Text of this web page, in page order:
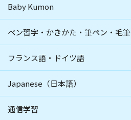
Baby Kumon
ペン習字・かきかた・筆ペン・毛筆
フランス語・ドイツ語
Japanese（日本語）
通信学習